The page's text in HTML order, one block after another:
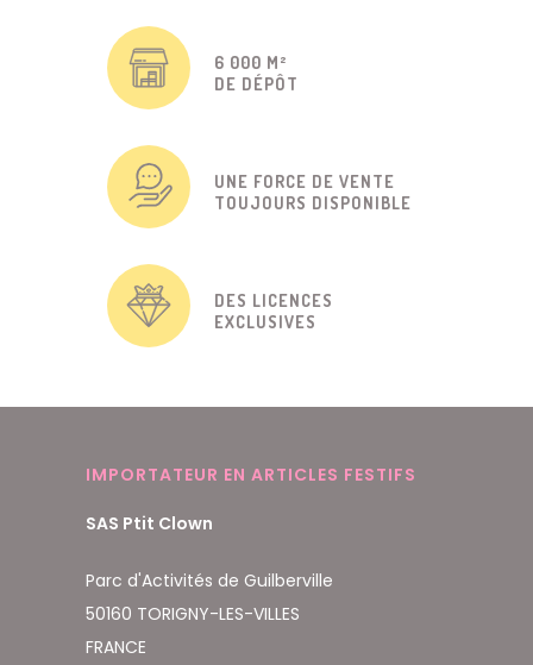
6 000 M²
DE DÉPÔT
UNE FORCE DE VENTE
TOUJOURS DISPONIBLE
DES LICENCES
EXCLUSIVES
IMPORTATEUR EN ARTICLES FESTIFS
SAS Ptit Clown
Parc d'Activités de Guilberville
50160 TORIGNY-LES-VILLES
FRANCE